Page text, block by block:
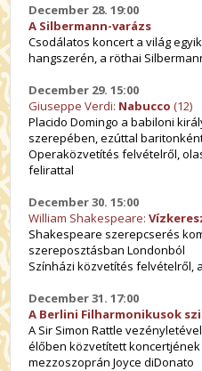
December 28. 19:00
A Silbermann-varázs
Csodálatos koncert a világ
hangszerén, a röthai
December 29. 15:00
Giuseppe Verdi: Nabucco(12)
Placido Domingo a babiloni
szerepében, ezúttal
Operaközvetítés felvételről,
felirattal
December 30. 15:00
William Shakespeare:
Shakespeare szerepcserés
szereposztásban Londonból
Színházi közvetítés felvételről,
December 31. 17:00
A Berlini Filharmonikusok
A Sir Simon Rattle
élőben közvetített
mezzoszoprán Joyce diDonato